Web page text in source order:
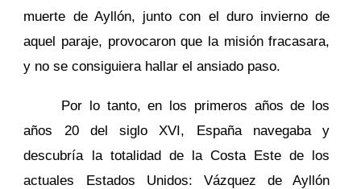
muerte de Ayllón, junto con el duro invierno de
aquel paraje, provocaron que la misión fracasara,
y no se consiguiera hallar el ansiado paso.
Por lo tanto, en los primeros años de los
años 20 del siglo XVI, España navegaba y
descubría la totalidad de la Costa Este de los
actuales Estados Unidos: Vázquez de Ayllón